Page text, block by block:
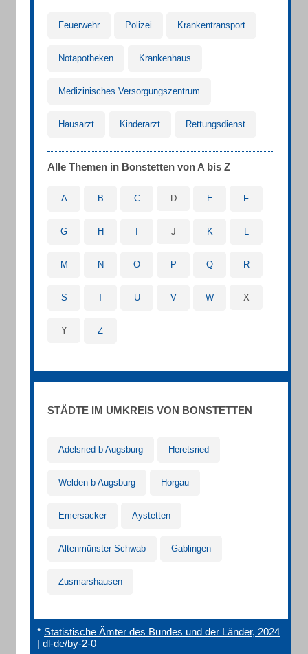
Feuerwehr Polizei Krankentransport
Notapotheken Krankenhaus
Medizinisches Versorgungszentrum
Hausarzt Kinderarzt Rettungsdienst
Alle Themen in Bonstetten von A bis Z
A B C D E F
G H J K L
M N O P Q R
S T U V W X
Y Z
STÄDTE IM UMKREIS VON BONSTETTEN
Adelsried b Augsburg Heretsried
Welden b Augsburg Horgau
Emersacker Aystetten
Altenmünster Schwab Gablingen
Zusmarshausen
* Statistische Ämter des Bundes und der Länder, 2024
| dl-de/by-2-0